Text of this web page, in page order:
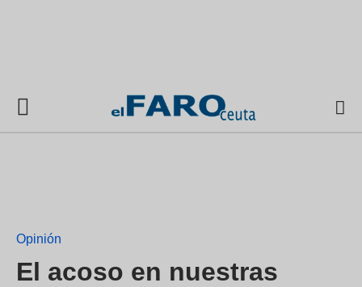
Opinión
El acoso en nuestras